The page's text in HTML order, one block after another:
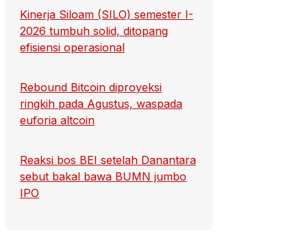
Kinerja Siloam (SILO) semester I-
2026 tumbuh solid, ditopang
efisiensi operasional
Rebound Bitcoin diproyeksi
ringkih pada Agustus, waspada
euforia altcoin
Reaksi bos BEI setelah Danantara
sebut bakal bawa BUMN jumbo
IPO